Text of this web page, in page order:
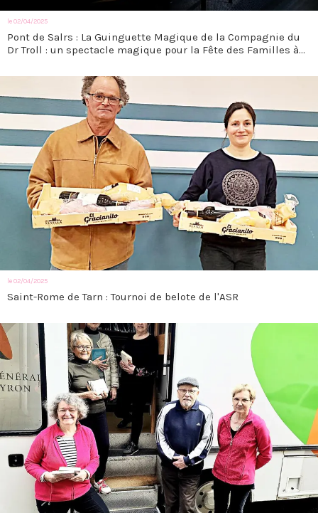
le 02/04/2025
Pont de Salrs : La Guinguette Magique de la Compagnie du
Dr Troll : un spectacle magique pour la Fête des Familles à
le 02/04/2025
Saint-Rome de Tarn : Tournoi de belote de l'ASR